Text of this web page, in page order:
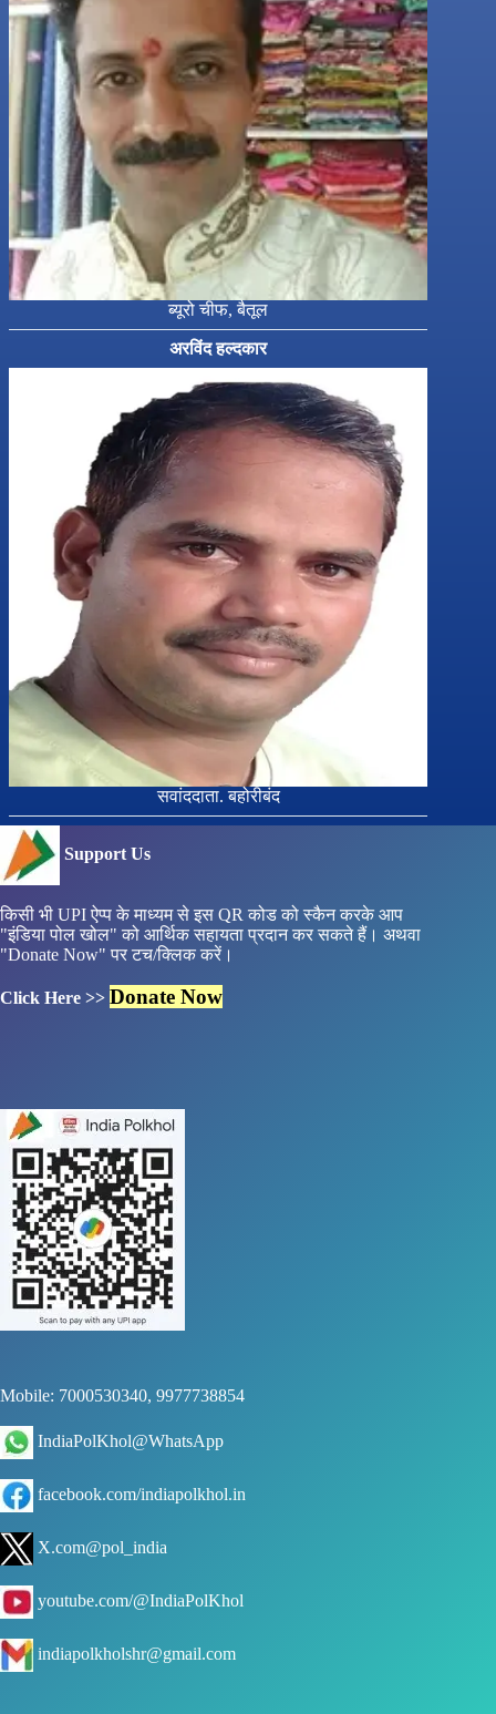
ब्यूरो चीफ, बैतूल
अरविंद हल्दकार
सवांददाता. बहोरीबंद
Support Us
किसी भी UPI ऐप्प के माध्यम से इस QR कोड को स्कैन करके आप
"इंडिया पोल खोल" को आर्थिक सहायता प्रदान कर सकते हैं। अथवा
"Donate Now" पर टच/क्लिक करें।
Click Here >> Donate Now
Mobile: 7000530340, 9977738854
IndiaPolKhol@WhatsApp
facebook.com/indiapolkhol.in
X.com@pol_india
youtube.com/@IndiaPolKhol
indiapolkholshr@gmail.com